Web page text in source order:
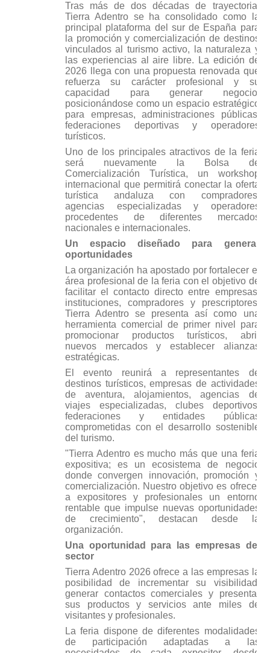
Tras más de dos décadas de trayectoria,
Tierra Adentro se ha consolidado como la
principal plataforma del sur de España para
la promoción y comercialización de destinos
vinculados al turismo activo, la naturaleza y
las experiencias al aire libre. La edición de
2026 llega con una propuesta renovada que
refuerza su carácter profesional y su
capacidad para generar negocio,
posicionándose como un espacio estratégico
para empresas, administraciones públicas,
federaciones deportivas y operadores
turísticos.
Uno de los principales atractivos de la feria
será nuevamente la Bolsa de
Comercialización Turística, un workshop
internacional que permitirá conectar la oferta
turística andaluza con compradores,
agencias especializadas y operadores
procedentes de diferentes mercados
nacionales e internacionales.
Un espacio diseñado para generar
oportunidades
La organización ha apostado por fortalecer el
área profesional de la feria con el objetivo de
facilitar el contacto directo entre empresas,
instituciones, compradores y prescriptores.
Tierra Adentro se presenta así como una
herramienta comercial de primer nivel para
promocionar productos turísticos, abrir
nuevos mercados y establecer alianzas
estratégicas.
El evento reunirá a representantes de
destinos turísticos, empresas de actividades
de aventura, alojamientos, agencias de
viajes especializadas, clubes deportivos,
federaciones y entidades públicas
comprometidas con el desarrollo sostenible
del turismo.
"Tierra Adentro es mucho más que una feria
expositiva; es un ecosistema de negocio
donde convergen innovación, promoción y
comercialización. Nuestro objetivo es ofrecer
a expositores y profesionales un entorno
rentable que impulse nuevas oportunidades
de crecimiento", destacan desde la
organización.
Una oportunidad para las empresas del
sector
Tierra Adentro 2026 ofrece a las empresas la
posibilidad de incrementar su visibilidad,
generar contactos comerciales y presentar
sus productos y servicios ante miles de
visitantes y profesionales.
La feria dispone de diferentes modalidades
de participación adaptadas a las